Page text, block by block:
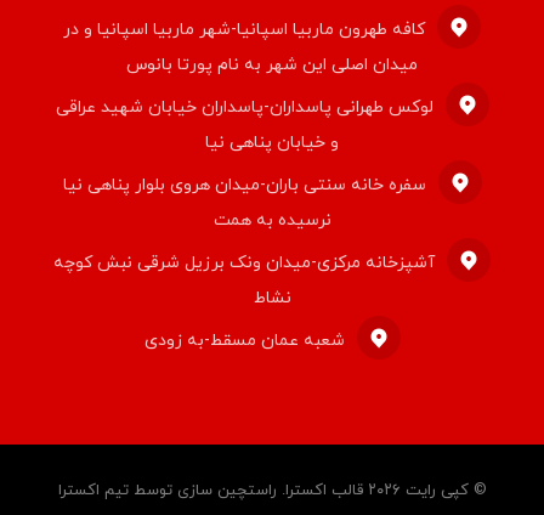
کافه طهرون ماربیا اسپانیا-شهر ماربیا اسپانیا و در
میدان اصلی این شهر به نام پورتا بانوس
لوکس طهرانی پاسداران-پاسداران خیابان شهید عراقی
و خیابان پناهی نیا
سفره خانه سنتی باران-میدان هروی بلوار پناهی نیا
نرسیده به همت
آشپزخانه مرکزی-میدان ونک برزیل شرقی نبش کوچه
نشاط
شعبه عمان مسقط-به زودی
© کپی رایت ۲۰۲۶ قالب اکسترا. راستچین سازی توسط تیم اکسترا